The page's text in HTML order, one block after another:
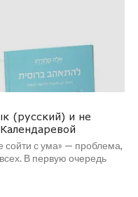
(русский) и не
сойти с ума» — проблема,
В первую очередь